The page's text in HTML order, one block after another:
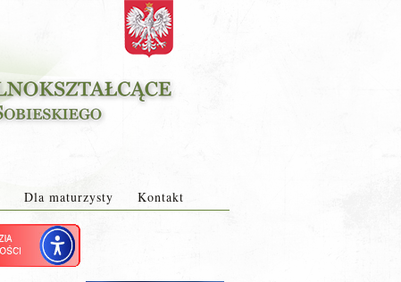
Dla maturzysty Kontakt